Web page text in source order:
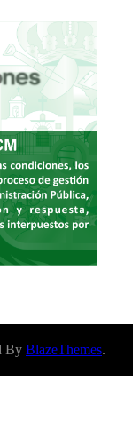
By BlazeThemes.